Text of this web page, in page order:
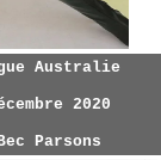
Australie
2020
Parsons